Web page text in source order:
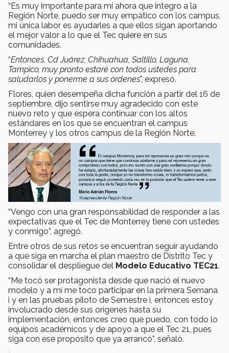
“Es muy importante para mí ahora que integro a la
Región Norte, puedo ser muy empático con los campus,
mi única labor es ayudarles a que ellos sigan aportando
el mejor valor a lo que el Tec quiere en sus
comunidades.
“Entonces, Cd Juárez, Chihuahua, Saltillo, Laguna,
Tampico, muy pronto estaré con todos ustedes para
saludarlos y ponerme a sus órdenes", expresó.
Flores, quien desempeña dicha función a partir del 16 de
septiembre, dijo sentirse muy agradecido con este
nuevo reto y que espera continuar con los altos
estándares en los que se encuentran el campus
Monterrey y los otros campus de la Región Norte.
“Vengo con una gran responsabilidad de responder a las
expectativas que el Tec de Monterrey tiene con ustedes
y conmigo”, agregó.
Entre otros de sus retos se encuentran seguir ayudando
a que siga en marcha el plan maestro de Distrito Tec y
consolidar el despliegue del Modelo Educativo TEC21.
“Me tocó ser protagonista desde que nació el nuevo
modelo y a mí me toco participar en la primera Semana
i y en las pruebas piloto de Semestre i, entonces estoy
involucrado desde sus orígenes hasta su
implementación, entonces creo que puedo, con todo lo
equipos académicos y de apoyo a que el Tec 21, pues
siga con ese propósito que ya arrancó”, señaló.